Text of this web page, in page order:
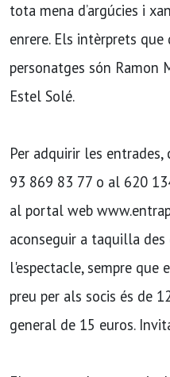
tota mena d’argúcies i
enrere. Els intèrprets
personatges són Ramon
Estel Solé.
Per adquirir les
93 869 83 77 o al 620
al portal web
aconseguir a taquilla des
l'espectacle, sempre que
preu per als socis és de
general de 15 euros.